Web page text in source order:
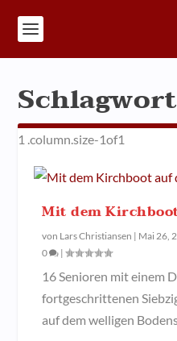
Mit dem
von Lars Christiansen | Mai 26,
0
|
16 Senioren mit einem
fortgeschrittenen
auf dem welligen